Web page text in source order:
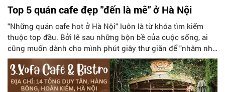
Top 5 quán cafe đẹp "đến là mê" ở Hà Nội
"Những quán cafe hot ở Hà Nội" luôn là từ khóa tìm kiếm
thuộc top đầu. Bởi lẽ sau những bộn bề của cuộc sống, ai
cũng muốn dành cho mình phút giây thư giãn để "nhâm nhi"
tách cafe, trò chuyện tâm sự cùng bạn bè. Check list ngay
top 5 quán cafe đẹp ở Hà Nội dưới đây để chọn cho mình
một không gian thư giãn ngập nắng và cây xanh bạn nhé!